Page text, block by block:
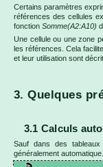
Certains paramètres
références des cellules
fonction Somme(A2:A10)
Une cellule ou une zone
les références. Cela
et leur utilisation sont
3. Quelques
3.1 Calculs
Sauf dans des
généralement